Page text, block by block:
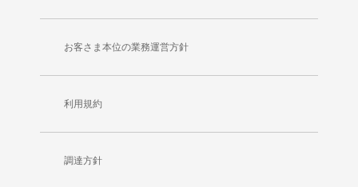
お客さま本位の業務運営方針
利用規約
調達方針